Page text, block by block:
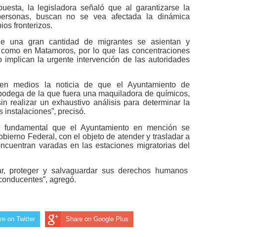
la legisladora señaló que al garantizarse la
buscan no se vea afectada la dinámica
fronterizos.
una gran cantidad de migrantes se asientan y
en Matamoros, por lo que las concentraciones
implican la urgente intervención de las autoridades
medios la noticia de que el Ayuntamiento de
de la que fuera una maquiladora de químicos,
realizar un exhaustivo análisis para determinar la
instalaciones”, precisó.
que el Ayuntamiento en mención se
Federal, con el objeto de atender y trasladar a
varadas en las estaciones migratorias del
proteger y salvaguardar sus derechos humanos
agregó.
on Twitter Share on Google Plus